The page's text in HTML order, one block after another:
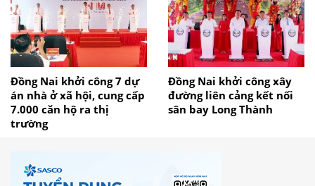
Đồng Nai khởi công 7 dự
án nhà ở xã hội, cung cấp
7.000 căn hộ ra thị
trường
Đồng Nai khởi công xây
đường liên cảng kết nối
sân bay Long Thành